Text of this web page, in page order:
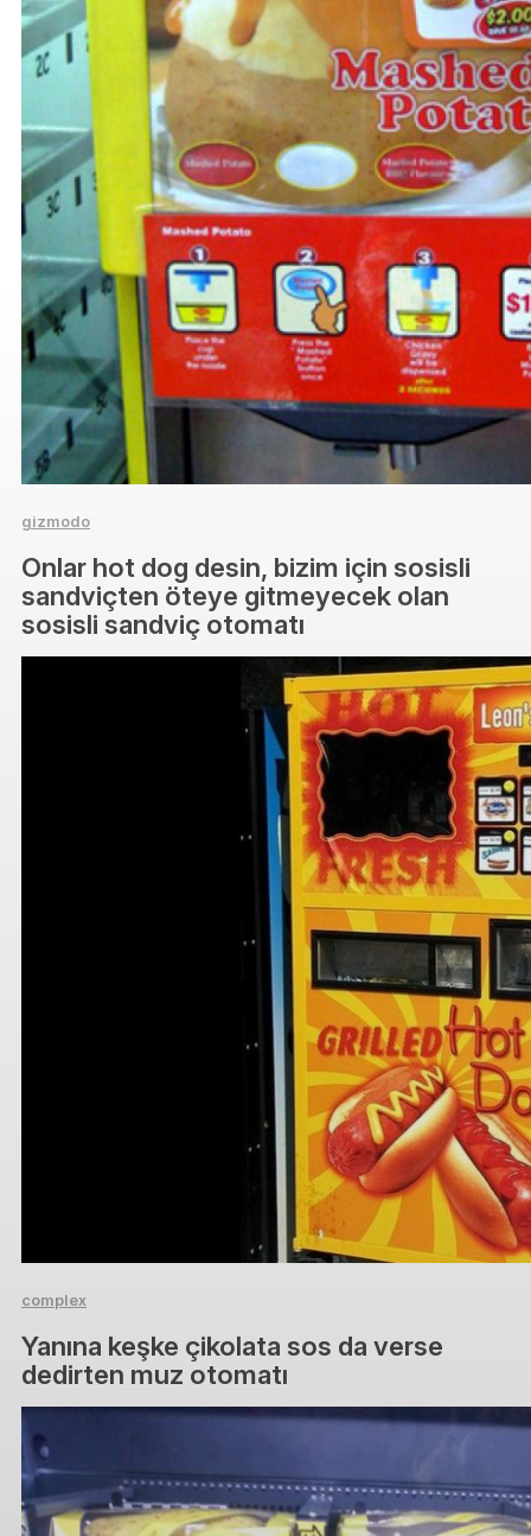
gizmodo
Onlar hot dog desin, bizim için sosisli
sandviçten öteye gitmeyecek olan
sosisli sandviç otomatı
complex
Yanına keşke çikolata sos da verse
dedirten muz otomatı